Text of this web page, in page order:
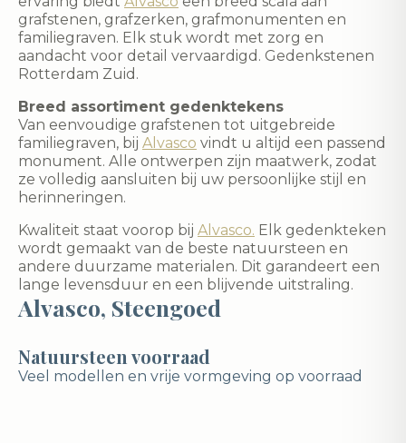
grafstenen, grafzerken, grafmonumenten en
familiegraven. Elk stuk wordt met zorg en
aandacht voor detail vervaardigd. Gedenkstenen
Rotterdam Zuid.
Breed assortiment gedenktekens
Van eenvoudige grafstenen tot uitgebreide
familiegraven, bij Alvasco vindt u altijd een passend
monument. Alle ontwerpen zijn maatwerk, zodat
ze volledig aansluiten bij uw persoonlijke stijl en
herinneringen.
Kwaliteit staat voorop bij Alvasco. Elk gedenkteken
wordt gemaakt van de beste natuursteen en
andere duurzame materialen. Dit garandeert een
lange levensduur en een blijvende uitstraling.
Alvasco, Steengoed
Natuursteen voorraad
Veel modellen en vrije vormgeving op voorraad